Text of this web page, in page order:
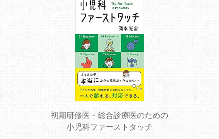
初期研修医・総合診療医のための
小児科ファーストタッチ